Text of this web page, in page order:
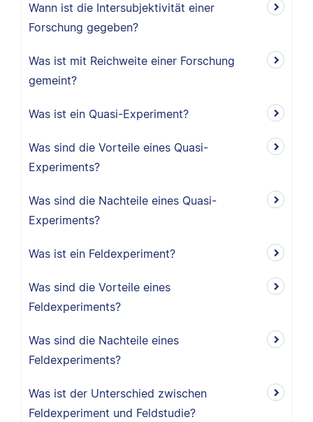
Wann ist die Intersubjektivität einer
Forschung gegeben?
Was ist mit Reichweite einer Forschung
gemeint?
Was ist ein Quasi-Experiment?
Was sind die Vorteile eines Quasi-
Experiments?
Was sind die Nachteile eines Quasi-
Experiments?
Was ist ein Feldexperiment?
Was sind die Vorteile eines
Feldexperiments?
Was sind die Nachteile eines
Feldexperiments?
Was ist der Unterschied zwischen
Feldexperiment und Feldstudie?